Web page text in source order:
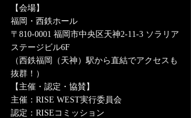
【会場】
福岡・西鉄ホール
〒810-0001 福岡市中央区天神2-11-3 ソラリア
ステージビル6F
（西鉄福岡（天神）駅から直結でアクセスも
抜群！）
【主催・認定・協賛】
主催：RISE WEST実行委員会
認定：RISEコミッション